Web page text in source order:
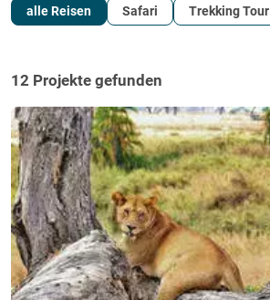
alle Reisen Safari Trekking Tour
12 Projekte gefunden